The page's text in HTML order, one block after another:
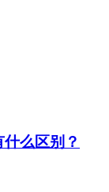
么区别？